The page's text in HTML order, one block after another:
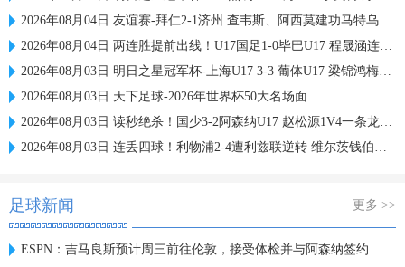
2026年08月04日 友谊赛-拜仁2-1济州 查韦斯、阿西莫建功马特乌斯彩虹过人送助攻
2026年08月04日 两连胜提前出线！U17国足1-0毕巴U17 程晟涵连场破门赵松源中楣
2026年08月03日 明日之星冠军杯-上海U17 3-3 葡体U17 梁锦鸿梅开二度
2026年08月03日 天下足球-2026年世界杯50大名场面
2026年08月03日 读秒绝杀！国少3-2阿森纳U17 赵松源1V4一条龙+造乌龙 程晟涵绝杀
2026年08月03日 连丢四球！利物浦2-4遭利兹联逆转 维尔茨钱伯斯破门凯尔凯兹失误
足球新闻 更多 >>
ESPN：吉马良斯预计周三前往伦敦，接受体检并与阿森纳签约